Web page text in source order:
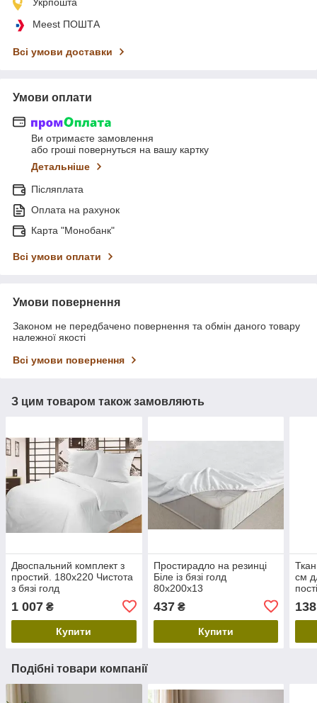
Meest ПОШТА
Всі умови доставки
Умови оплати
Ви отримаєте замовлення
або гроші повернуться на вашу картку
Детальніше
Післяплата
Оплата на рахунок
Карта "Монобанк"
Всі умови оплати
Умови повернення
Законом не передбачено повернення та обмін даного товару
належної якості
Всі умови повернення
З цим товаром також замовляють
Двоспальний комплект з
простий. 180х220 Чистота
з бязі голд
1 007 ₴
Купити
Простирадло на резинці
Біле із бязі голд
80х200х13
437₴
Купити
см
138
Подібні товари компанії